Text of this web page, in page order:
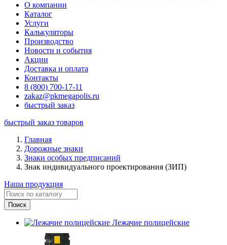
О компании
Каталог
Услуги
Калькуляторы
Производство
Новости и события
Акции
Доставка и оплата
Контакты
8 (800) 700-17-11
zakaz@pkmegapolis.ru
быстрый заказ
быстрый заказ товаров
Главная
Дорожные знаки
Знаки особых предписаний
Знак индивидуального проектирования (ЗИП)
Наша продукция
Лежачие полицейские